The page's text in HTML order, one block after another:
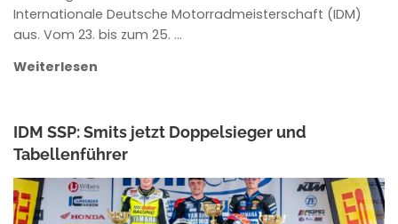
Internationale Deutsche Motorradmeisterschaft (IDM)
aus. Vom 23. bis zum 25. …
Weiterlesen
IDM SSP: Smits jetzt Doppelsieger und
Tabellenführer
ANKE WIECZOREK